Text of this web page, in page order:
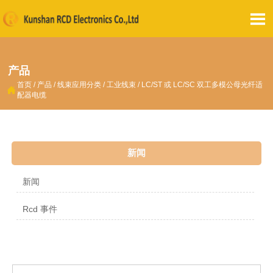

产品
 首页 / 产品 /线束应用分类 /工业线束 / LC/ST 或 LC/SC 双工多模公母光纤适
配器电缆
新闻
新闻
Rcd 事件